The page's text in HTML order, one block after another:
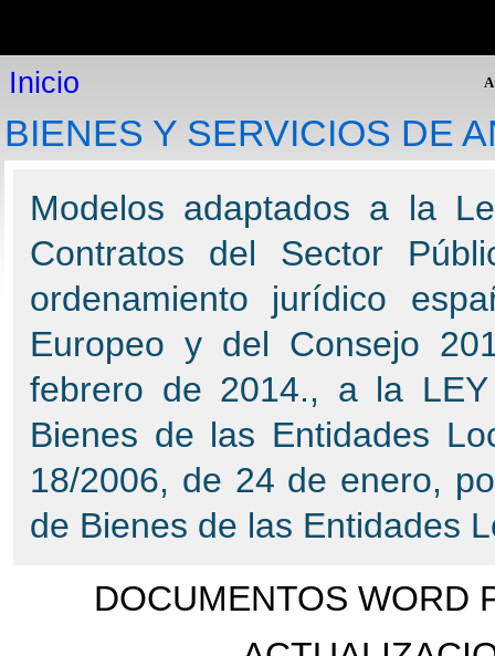
Modelos de expedientes
Legislación
Expediente Electrónico
Expediente Electrónico: Procedimientos Administrativos y
Gestión de Expedientes.
Helios: Gestión policial
GesDoc: Gestión de documentos
PAT: Gestión de Inventarios
Cementerio visual: Visita virtual
GesFin: Gestión Financiera
Gestión de presupuestos
PDP: Protección de datos personales
Atención al cliente
Inicio
BIENES Y SERVICIOS DE
Modelos adaptados a la
Contratos del Sector
ordenamiento jurídico
Europeo y del Consejo
febrero de 2014., a la
Bienes de las Entidades
18/2006, de 24 de enero,
de Bienes de las Entidades
DOCUMENTOS WORD